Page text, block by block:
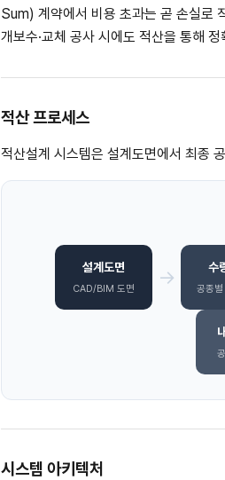
Sum) 계약에서 비용 초과는 곧 손실로
개보수·교체 공사 시에도 적산을 통해
적산 프로세스
적산설계 시스템은 설계도면에서 최종
설계도면
CAD/BIM 도면 → 수
공종
시스템 아키텍처